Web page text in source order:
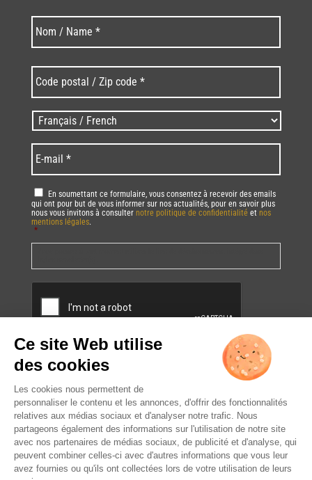
Nom * Nom
postal
/
Zip
code
* *
Langues
/
Language *
mail *
RGPD *
En soumettant ce formulaire, vous consentez à recevoir des emails
qui ont pour but de vous informer sur nos actualités, pour en savoir plus
nous vous invitons à consulter notre politique de confidentialité et nos
mentions légales.
*